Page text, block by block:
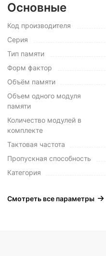
Основные
Код производителя
Серия
Тип памяти
Форм фактор
Объём памяти
Объем одного модуля
памяти
Количество модулей в
комплекте
Тактовая частота
Пропускная способность
Категория
Смотреть все параметры